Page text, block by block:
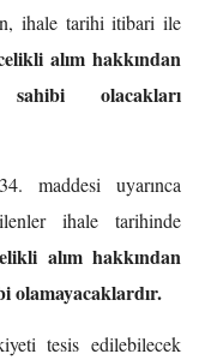
ihale tarihi itibari ile
alım hakkından
olacakları
maddesi uyarınca
ihale tarihinde
alım hakkından
olamayacaklardır.
tesis edilebilecek